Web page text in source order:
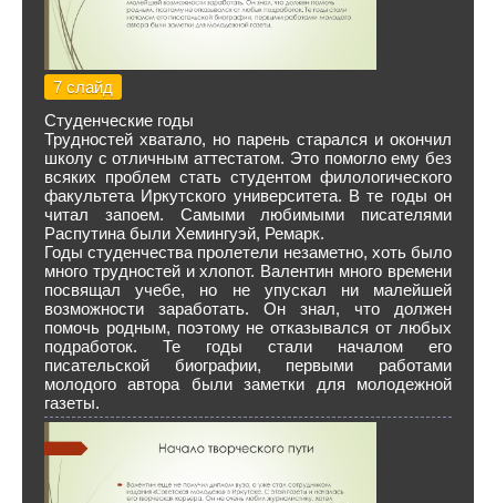
7 слайд
Студенческие годы
Трудностей хватало, но парень старался и окончил
школу с отличным аттестатом. Это помогло ему без
всяких проблем стать студентом филологического
факультета Иркутского университета. В те годы он
читал запоем. Самыми любимыми писателями
Распутина были Хемингуэй, Ремарк.
Годы студенчества пролетели незаметно, хоть было
много трудностей и хлопот. Валентин много времени
посвящал учебе, но не упускал ни малейшей
возможности заработать. Он знал, что должен
помочь родным, поэтому не отказывался от любых
подработок. Те годы стали началом его
писательской биографии, первыми работами
молодого автора были заметки для молодежной
газеты.